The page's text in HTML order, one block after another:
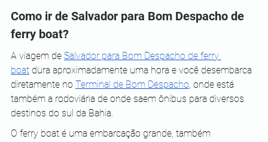
Como ir de Salvador para Bom Despacho de
ferry boat?
A viagem de Salvador para Bom Despacho de ferry
boat dura aproximadamente uma hora e você desembarca
diretamente no Terminal de Bom Despacho , onde está
também a rodoviária de onde saem ônibus para diversos
destinos do sul da Bahia.
O ferry boat é uma embarcação grande, também